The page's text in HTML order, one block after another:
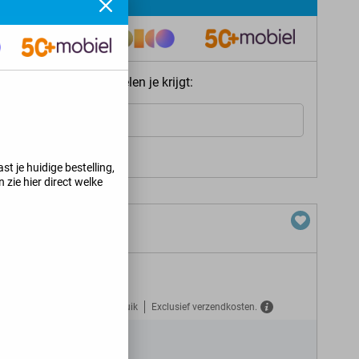
meteen welke voordelen je krijgt:
Gratis verzekerd tegen misbruik Exclusief verzendkosten.
je huidige bestelling,
zie hier direct welke